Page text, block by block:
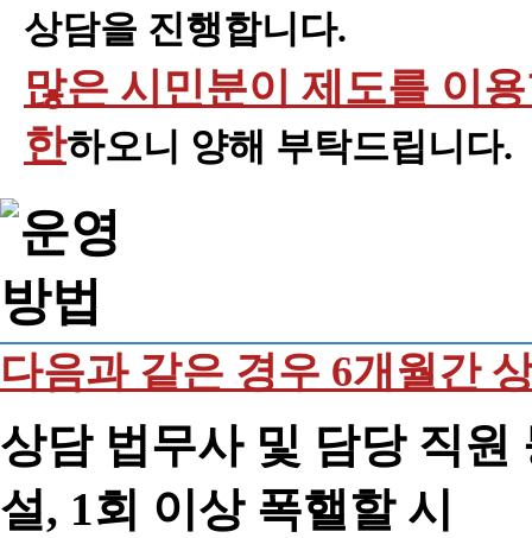
상담을 진행합니다.
많은 시민분이 제도를 이
한하오니 양해 부탁드립니다.
다음과 같은 경우 6개월간
상담 법무사 및 담당 직원
설, 1회 이상 폭핼할 시